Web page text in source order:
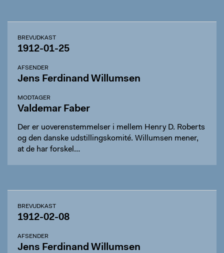
BREVUDKAST
1912-01-25
AFSENDER
Jens Ferdinand Willumsen
MODTAGER
Valdemar Faber
Der er uoverenstemmelser i mellem Henry D. Roberts
og den danske udstillingskomité. Willumsen mener,
at de har forskel…
BREVUDKAST
1912-02-08
AFSENDER
Jens Ferdinand Willumsen